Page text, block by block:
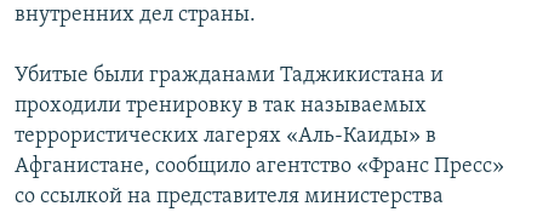
TÜRKMENÇE
внутренних дел страны.
Убитые были гражданами Таджикистана и
проходили тренировку в так называемых
террористических лагерях «Аль-Каиды» в
Афганистане, сообщило агентство «Франс Пресс»
со ссылкой на представителя министерства